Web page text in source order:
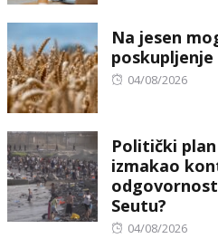
Na jesen
Posted
04/08/2026
Politički
izmakao
Seutu?
Posted
04/08/2026